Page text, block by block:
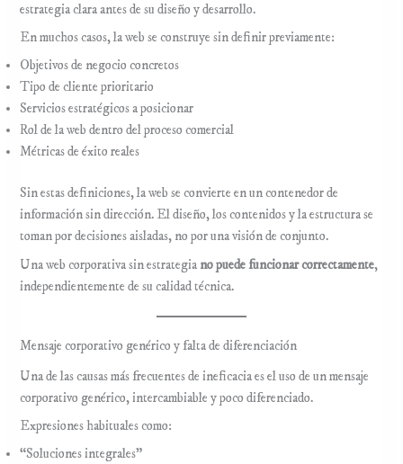
estrategia clara antes de su diseño y desarrollo.
En muchos casos, la web se construye sin definir previamente:
Objetivos de negocio concretos
Tipo de cliente prioritario
Servicios estratégicos a posicionar
Rol de la web dentro del proceso comercial
Métricas de éxito reales
Sin estas definiciones, la web se convierte en un contenedor de
información sin dirección. El diseño, los contenidos y la estructura se
toman por decisiones aisladas, no por una visión de conjunto.
Una web corporativa sin estrategia no puede funcionar correctamente,
independientemente de su calidad técnica.
Mensaje corporativo genérico y falta de diferenciación
Una de las causas más frecuentes de ineficacia es el uso de un mensaje
corporativo genérico, intercambiable y poco diferenciado.
Expresiones habituales como:
“Soluciones integrales”